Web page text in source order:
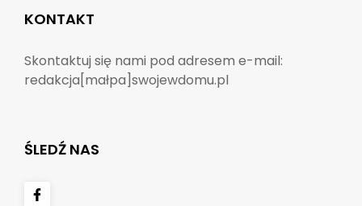
KONTAKT
Skontaktuj się nami pod adresem e-mail:
redakcja[małpa]swojewdomu.pl
ŚLEDŹ NAS